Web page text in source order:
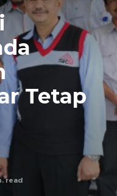
Tetap
read